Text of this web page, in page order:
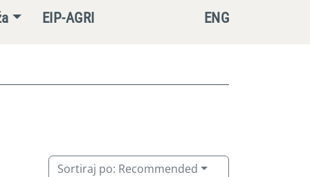
EIP-AGRI ENG
Sortiraj po: Recommended